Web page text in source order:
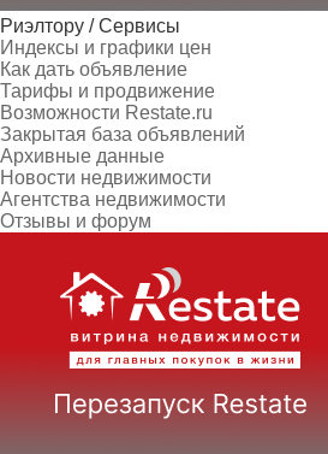
Риэлтору / Сервисы
Индексы и графики цен
Как дать объявление
Тарифы и продвижение
Возможности Restate.ru
Закрытая база объявлений
Архивные данные
Новости недвижимости
Агентства недвижимости
Отзывы и форум